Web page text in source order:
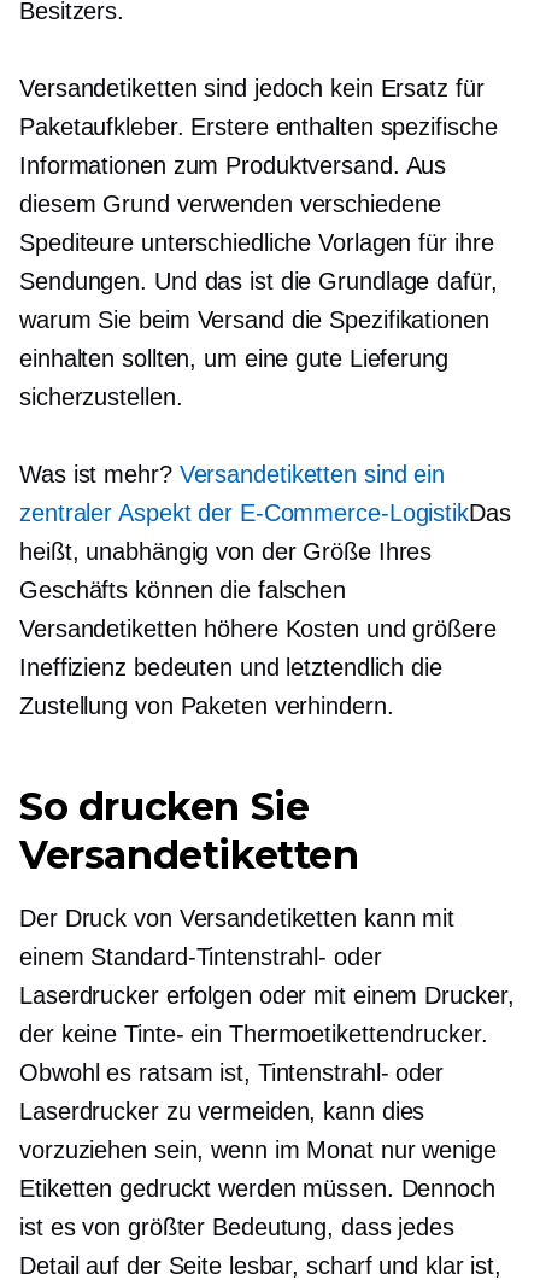
Besitzers.
Versandetiketten sind jedoch kein Ersatz für
Paketaufkleber. Erstere enthalten spezifische
Informationen zum Produktversand. Aus
diesem Grund verwenden verschiedene
Spediteure unterschiedliche Vorlagen für ihre
Sendungen. Und das ist die Grundlage dafür,
warum Sie beim Versand die Spezifikationen
einhalten sollten, um eine gute Lieferung
sicherzustellen.
Was ist mehr?Versandetiketten sind ein
zentraler Aspekt der E-Commerce-LogistikDas
heißt, unabhängig von der Größe Ihres
Geschäfts können die falschen
Versandetiketten höhere Kosten und größere
Ineffizienz bedeuten und letztendlich die
Zustellung von Paketen verhindern.
So drucken Sie
Versandetiketten
Der Druck von Versandetiketten kann mit
einem Standard-Tintenstrahl- oder
Laserdrucker erfolgen oder mit einem Drucker,
der keineTinte- ein Thermoetikettendrucker.
Obwohl es ratsam ist, Tintenstrahl- oder
Laserdrucker zu vermeiden, kann dies
vorzuziehen sein, wenn im Monat nur wenige
Etiketten gedruckt werden müssen. Dennoch
ist es von größter Bedeutung, dass jedes
Detail auf der Seite lesbar, scharf und klar ist,